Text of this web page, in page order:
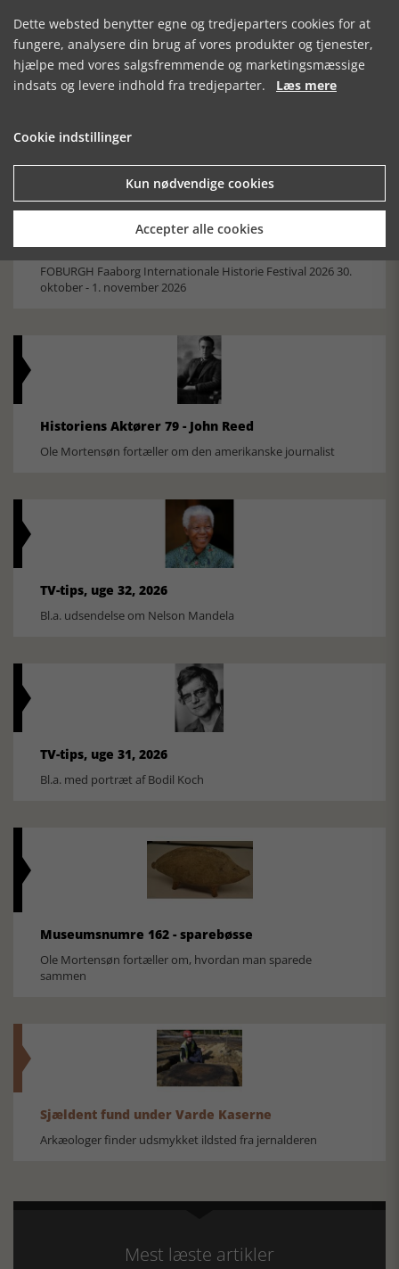
Mosefolket
Den største samling af moselig i verden på Museum
Silkeborg Hovedgården
Historisk festival i Faaborg
FOBURGH Faaborg Internationale Historie Festival 2026 30.
oktober - 1. november 2026
Historiens Aktører 79 - John Reed
Ole Mortensøn fortæller om den amerikanske journalist
TV-tips, uge 32, 2026
Bl.a. udsendelse om Nelson Mandela
TV-tips, uge 31, 2026
Bl.a. med portræt af Bodil Koch
Museumsnumre 162 - sparebøsse
Ole Mortensøn fortæller om, hvordan man sparede
sammen
Sjældent fund under Varde Kaserne
Arkæologer finder udsmykket ildsted fra jernalderen
Mest læste artikler
Dette websted benytter egne og tredjeparters cookies for at
fungere, analysere din brug af vores produkter og tjenester,
hjælpe med vores salgsfremmende og marketingsmæssige
indsats og levere indhold fra tredjeparter. Læs mere
Cookie indstillinger
Kun nødvendige cookies
Accepter alle cookies